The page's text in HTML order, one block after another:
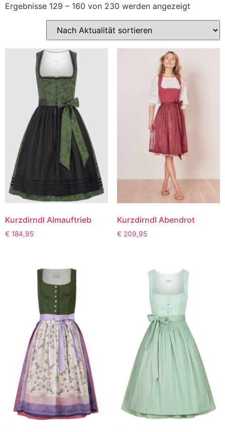
Ergebnisse 129 – 160 von 230 werden angezeigt
Kurzdirndl Almauftrieb
€ 184,95
Kurzdirndl Abendrot
€ 209,95